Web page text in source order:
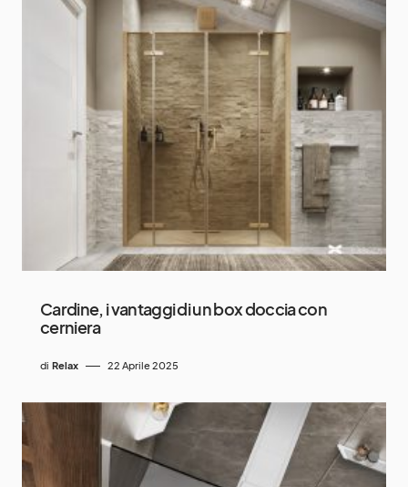
Cardine, i vantaggi di un box doccia con
cerniera
di Relax 22 Aprile 2025